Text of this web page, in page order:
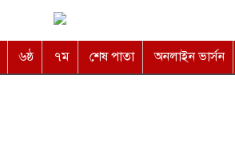
৬ষ্ঠ ৭ম শেষ পাতা অনলাইন ভার্সন